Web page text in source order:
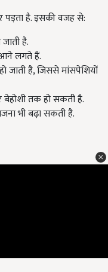
पड़ता है. इसकी वजह से:
है.
लगते हैं.
है, जिससे मांसपेशियों
तक हो सकती है.
भी बढ़ा सकती है.